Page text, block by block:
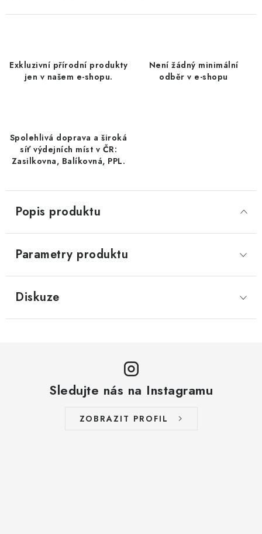
LYOFILIZOVANÉ OVOCE
KOŘENÍ / TEKUTÁ OCHUCOVADLA/OMÁČKY
SUŠENÉ OVOCE / MERUŇKY SÍŘENÉ / MERUŇKY
LYOFILIZOVANÉ OVOCE / MANGO
LYOFILIZOVANÉ OVOCE / JAHODY
OŘECHY PRAŽENÉ, SOLENÉ A DOCHUCENÉ /
PISTÁCIE PRAŽENÉ SOLENÉ
Exkluzivní přírodní produkty
jen v našem e-shopu.
Není žádný minimální
odběr v e-shopu
Spolehlivá doprava a široká
síť výdejních míst v ČR:
Zasilkovna, Balíkovná, PPL.
Popis produktu
Parametry produktu
Diskuze
Sledujte nás na Instagramu
ZOBRAZIT PROFIL